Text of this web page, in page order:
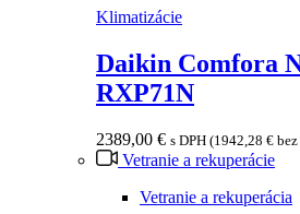
Klimatizácie
Daikin Comfora
RXP71N
2389,00 € s DPH (1942,28 €
Vetranie a rekuperácie
Vetranie a rekuperácia